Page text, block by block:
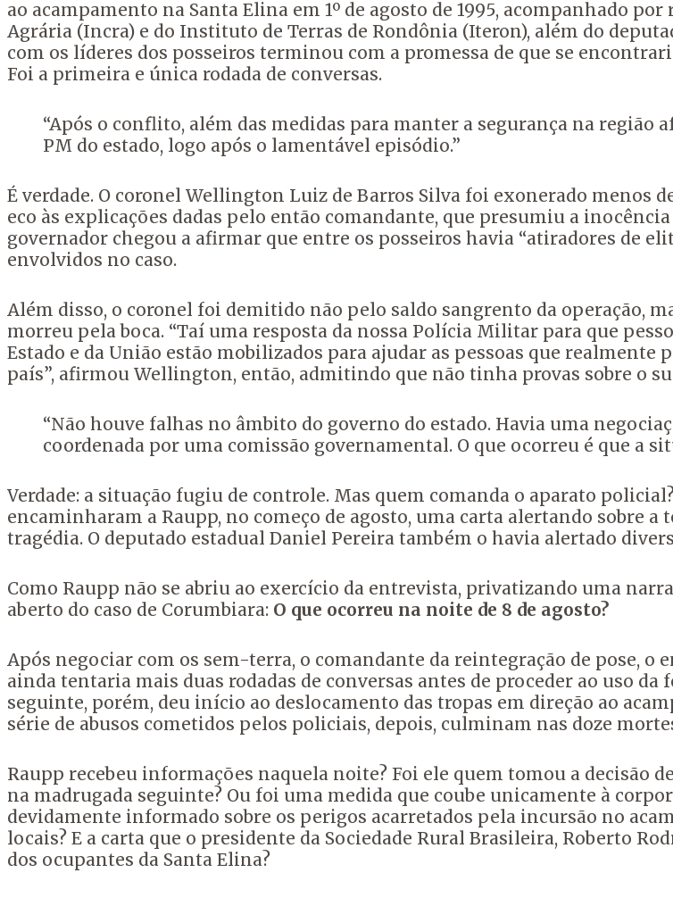
ao acampamento na Santa Elina em 1º de agosto de 1995, acompanhado
Agrária (Incra) e do Instituto de Terras de Rondônia (Iteron), além do
com os líderes dos posseiros terminou com a promessa de que se
Foi a primeira e única rodada de conversas.
“Após o conflito, além das medidas para manter a segurança na
PM do estado, logo após o lamentável episódio.”
É verdade. O coronel Wellington Luiz de Barros Silva foi exonerado menos
eco às explicações dadas pelo então comandante, que presumiu a
governador chegou a afirmar que entre os posseiros havia “atiradores de
envolvidos no caso.
Além disso, o coronel foi demitido não pelo saldo sangrento da operação,
morreu pela boca. “Taí uma resposta da nossa Polícia Militar para que
Estado e da União estão mobilizados para ajudar as pessoas que realmente
país”, afirmou Wellington, então, admitindo que não tinha provas sobre o
“Não houve falhas no âmbito do governo do estado. Havia uma
coordenada por uma comissão governamental. O que ocorreu é que a
Verdade: a situação fugiu de controle. Mas quem comanda o aparato
encaminharam a Raupp, no começo de agosto, uma carta alertando sobre
tragédia. O deputado estadual Daniel Pereira também o havia alertado
Como Raupp não se abriu ao exercício da entrevista, privatizando uma
aberto do caso de Corumbiara: O que ocorreu na noite de 8 de agosto?
Após negociar com os sem-terra, o comandante da reintegração de pose, o
ainda tentaria mais duas rodadas de conversas antes de proceder ao uso
seguinte, porém, deu início ao deslocamento das tropas em direção ao
série de abusos cometidos pelos policiais, depois, culminam nas doze
Raupp recebeu informações naquela noite? Foi ele quem tomou a decisão
na madrugada seguinte? Ou foi uma medida que coube unicamente à
devidamente informado sobre os perigos acarretados pela incursão no
locais? E a carta que o presidente da Sociedade Rural Brasileira, Roberto
dos ocupantes da Santa Elina?